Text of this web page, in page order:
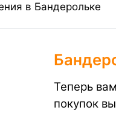
в Бандерольке
Теперь
покупок